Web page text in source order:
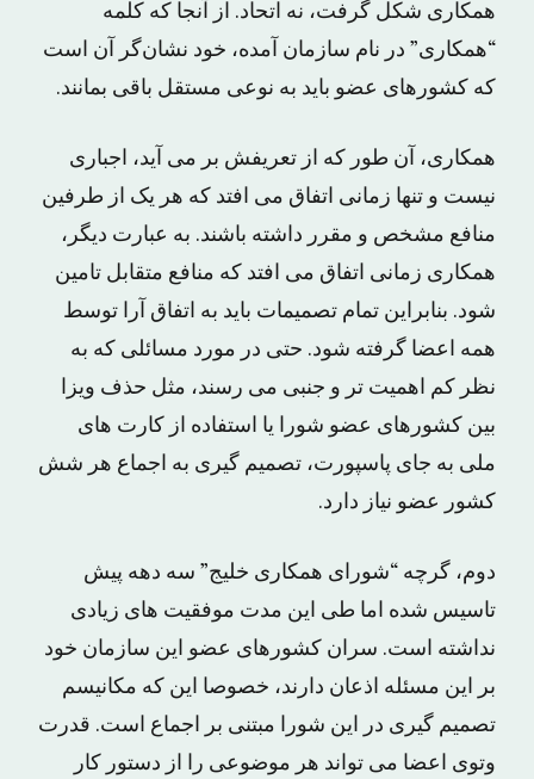
همکاری شکل گرفت، نه اتحاد. از آنجا که کلمه
“همکاری” در نام سازمان آمده، خود نشان‌گر آن است
که کشورهای عضو باید به نوعی مستقل باقی بمانند.
همکاری، آن طور که از تعریفش بر می آید، اجباری
نیست و تنها زمانی اتفاق می افتد که هر یک از طرفین
منافع مشخص و مقرر داشته باشند. به عبارت دیگر،
همکاری زمانی اتفاق می افتد که منافع متقابل تامین
شود. بنابراین تمام تصمیمات باید به اتفاق آرا توسط
همه اعضا گرفته شود. حتی در مورد مسائلی که به
نظر کم اهمیت تر و جنبی می رسند، مثل حذف ویزا
بین کشورهای عضو شورا یا استفاده از کارت های
ملی به جای پاسپورت، تصمیم گیری به اجماع هر شش
کشور عضو نیاز دارد.
دوم، گرچه “شورای همکاری خلیج” سه دهه پیش
تاسیس شده اما طی این مدت موفقیت های زیادی
نداشته است. سران کشورهای عضو این سازمان خود
بر این مسئله اذعان دارند، خصوصا این که مکانیسم
تصمیم گیری در این شورا مبتنی بر اجماع است. قدرت
وتوی اعضا می تواند هر موضوعی را از دستور کار